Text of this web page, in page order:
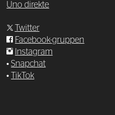
Uno direkte
Twitter
Facebook-gruppen
Instagram
•Snapchat
•
TikTok